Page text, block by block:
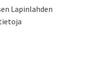
Lapinlahden